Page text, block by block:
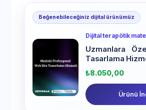
Beğenebileceğiniz dijital ürünümüz
Dijital terapötik
Uzmanlara
Tasarlama
₺8.050,00
Ürünü